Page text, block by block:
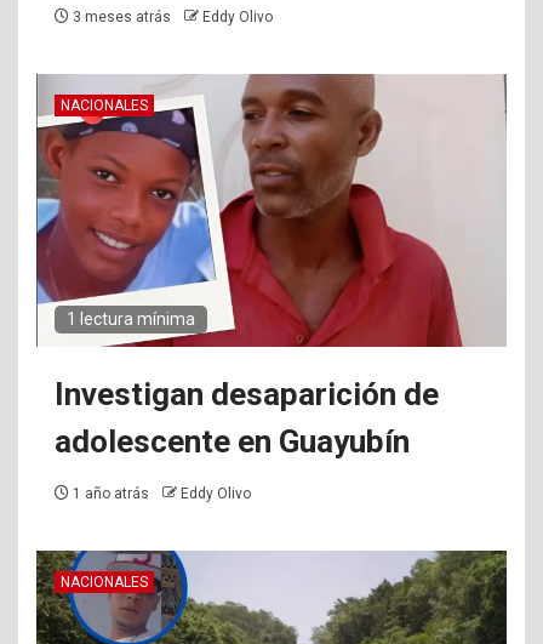
3 meses atrás Eddy Olivo
NACIONALES
1 lectura mínima
Investigan desaparición de
adolescente en Guayubín
1 año atrás Eddy Olivo
NACIONALES